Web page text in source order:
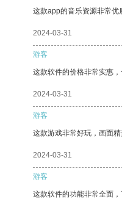
这款app的音乐资源非常优
2024-03-31
游客
这款软件的价格非常实惠，
2024-03-31
游客
这款游戏非常好玩，画面
2024-03-31
游客
这款软件的功能非常全面，